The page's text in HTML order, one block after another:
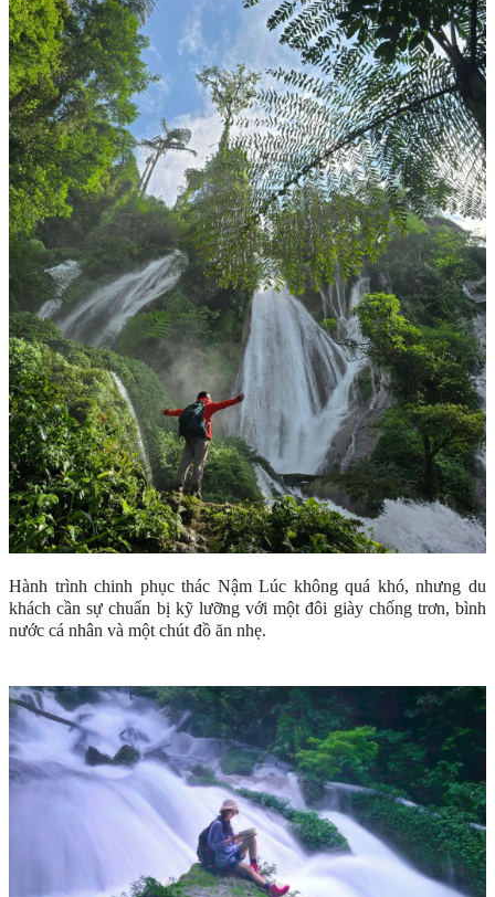
Hành trình chinh phục thác Nậm Lúc không quá khó, nhưng du
khách cần sự chuẩn bị kỹ lưỡng với một đôi giày chống trơn, bình
nước cá nhân và một chút đồ ăn nhẹ.